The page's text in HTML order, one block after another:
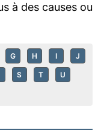
à des causes ou
G H I J
S T U